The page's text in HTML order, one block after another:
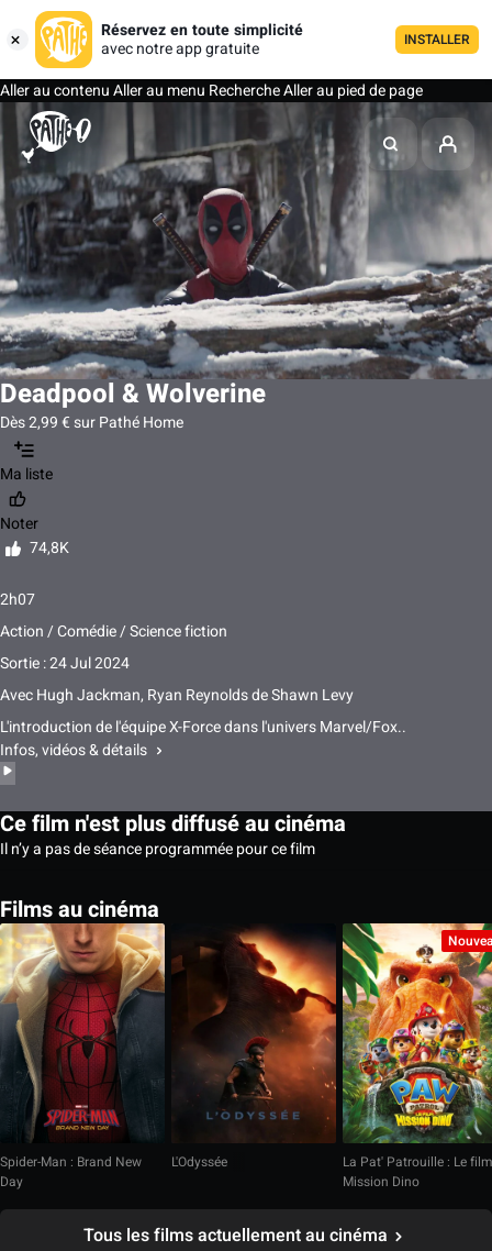
Réservez en toute simplicité
avec notre app gratuite
INSTALLER
Aller au contenuAller au menu RechercheAller au pied de page
Deadpool & Wolverine
Dès 2,99 € sur Pathé Home
Ma liste
Noter
74,8K
2h07
Action / Comédie / Science fiction
Sortie : 24 Jul 2024
AvecHugh Jackman, Ryan ReynoldsdeShawn Levy
L'introduction de l'équipe X-Force dans l'univers Marvel/Fox..
Infos, vidéos & détails
Ce film n'est plus diffusé au cinéma
Il n’y a pas de séance programmée pour ce film
Films au cinéma
Spider-Man : Brand New
Day
L'Odyssée
La Pat' Patrouille : Le film
Mission Dino
Tous les films actuellement au cinéma